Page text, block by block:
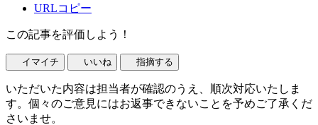
URLコピー
この記事を評価しよう！
イマイチ いいね 指摘する
いただいた内容は担当者が確認のうえ、順次対応いたしま
す。個々のご意見にはお返事できないことを予めご了承くだ
さいませ。